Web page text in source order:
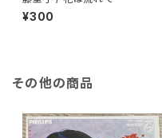
¥300
その他の商品